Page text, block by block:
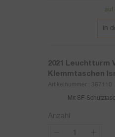
auf
in
2021 Leuchtturm
Klemmtaschen
Artikelnummer : 367110
Mit SF-
Anzahl